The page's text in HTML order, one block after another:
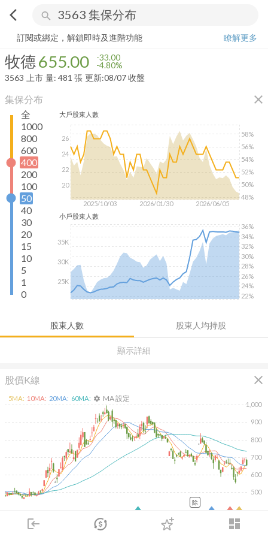
arrow_back_ios search
login dashboard
市場 登入
牧德 655.00 -4.80%
訂閱或綁定，解鎖即時及進階功能
瞭解更多
牧德655.00 -33.00
-4.80%
3563
上市 量: 481 張 更新:08/07 收盤
集保分布 close
股東人數 股東人均持股
顯示詳細
0
1
5
10
15
20
30
40
50
100
200
400
600
800
1000
全 大戶股東人數
2025/10/03 2026/01/30 2026/06/05
58%
56%
54%
52%
50%
48%
26
24
22
20
小戶股東人數
36%
34%
32%
30%
28%
26%
24%
22%
35K
30K
25K
股價K線 close
500
600
700
800
900
1,000
5MA: 10MA: 20MA: 60MA: settings MA 設定
除